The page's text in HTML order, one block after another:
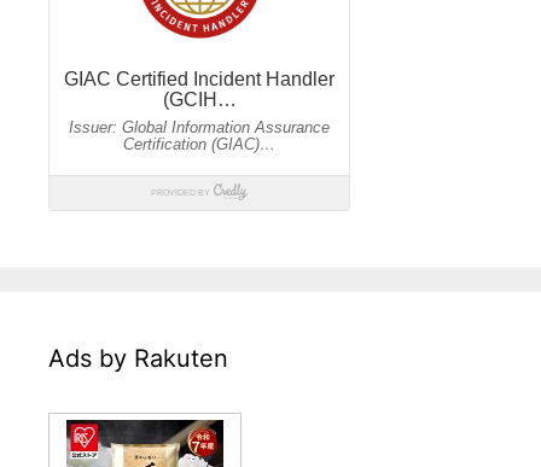
Ads by Rakuten